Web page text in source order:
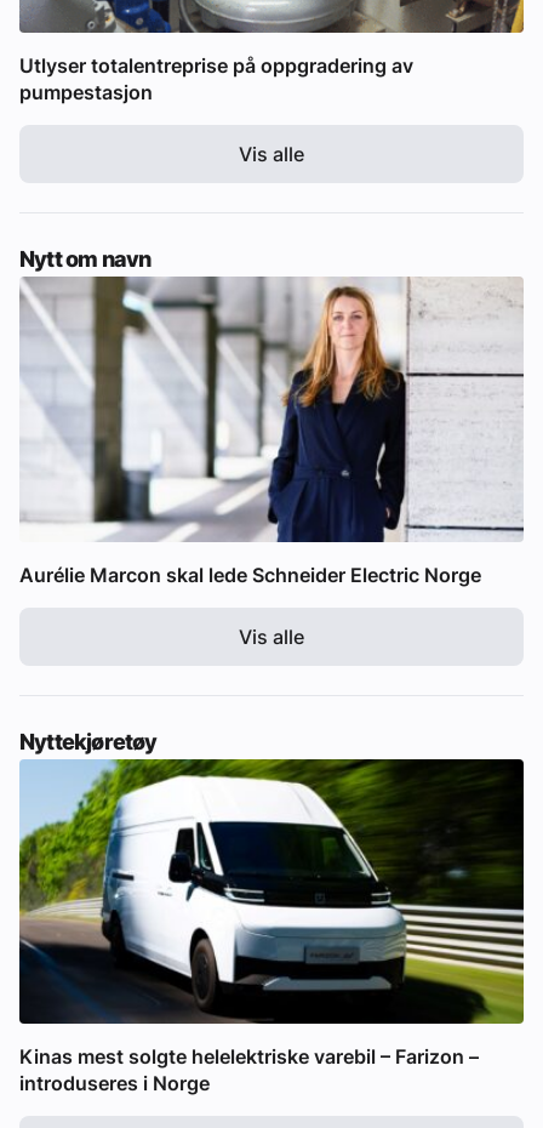
Utlyser totalentreprise på oppgradering av
pumpestasjon
Vis alle
Nytt om navn
Aurélie Marcon skal lede Schneider Electric Norge
Vis alle
Nyttekjøretøy
Kinas mest solgte helelektriske varebil – Farizon –
introduseres i Norge